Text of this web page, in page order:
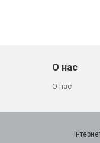
О нас
О нас